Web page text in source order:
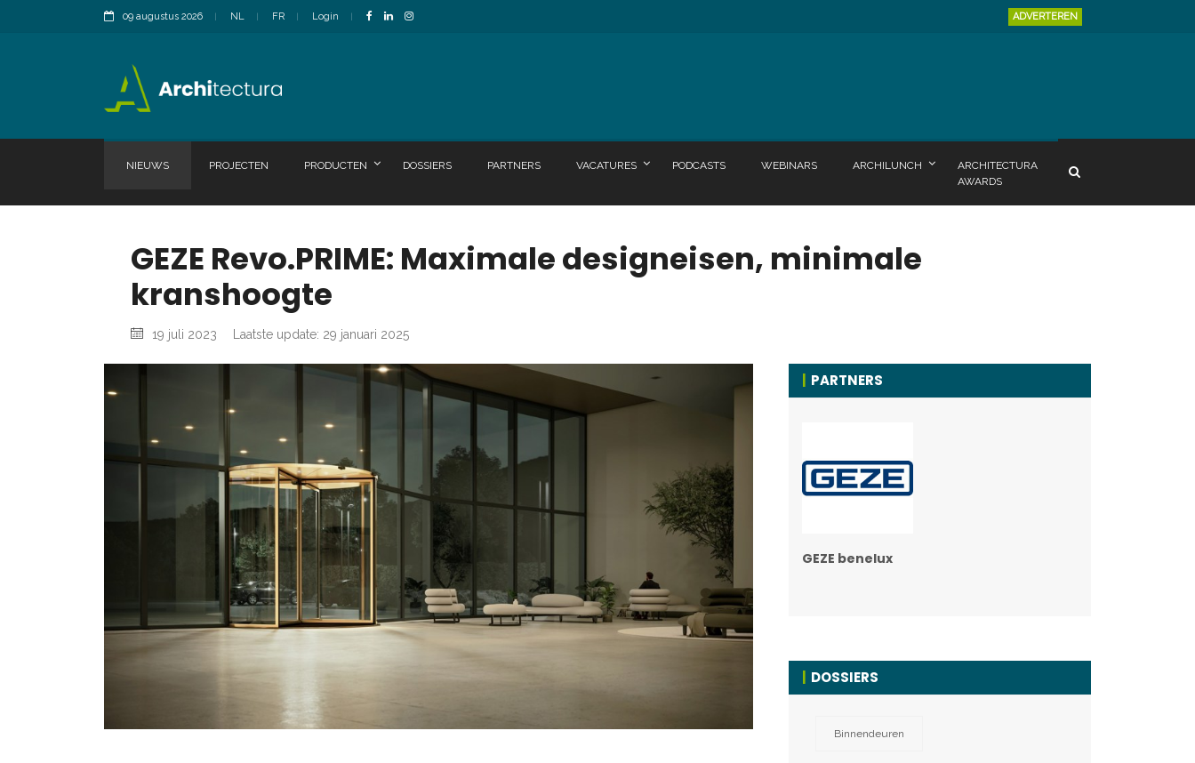
09 augustus 2026 NL FR Login ADVERTEREN
NIEUWS PROJECTEN PRODUCTEN DOSSIERS PARTNERS VACATURES PODCASTS WEBINARS ARCHILUNCH
ARCHITECTURA
AWARDS
GEZE Revo.PRIME: Maximale designeisen, minimale
kranshoogte
19 juli 2023 Laatste update: 29 januari 2025
PARTNERS
GEZE benelux
DOSSIERS
Binnendeuren